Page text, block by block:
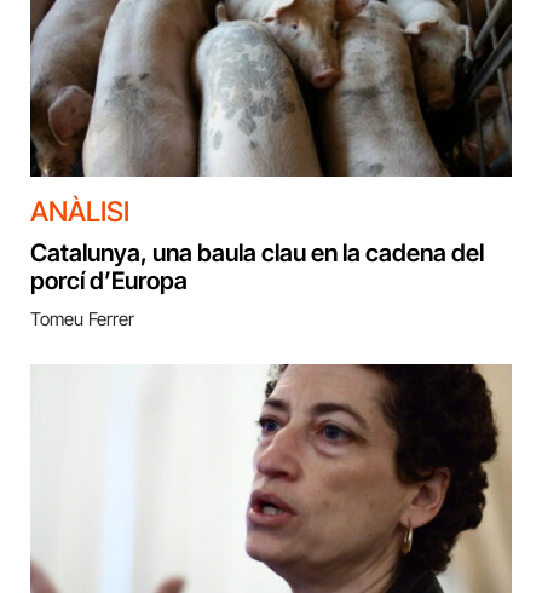
ANÀLISI
Catalunya, una baula clau en la cadena del
porcí d’Europa
Tomeu Ferrer